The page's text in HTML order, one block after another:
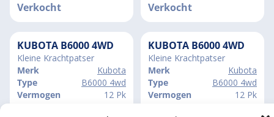
Verkocht Verkocht
KUBOTA B6000 4WD
Kleine Krachtpatser
Merk
Kubota
Type
B6000 4wd
Vermogen
12 Pk
KUBOTA B6000 4WD
Kleine Krachtpatser
Merk
Kubota
Type
B6000 4wd
Vermogen
12 Pk